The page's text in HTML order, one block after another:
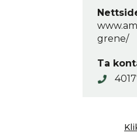
grene/
Ta